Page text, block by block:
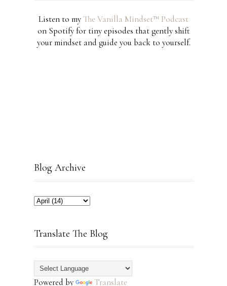
Listen to myThe Vanilla Mindset™ Podcast
on Spotify for tiny episodes that gently shift
your mindset and guide you back to yourself.
Blog Archive
Translate The Blog
Powered by Translate